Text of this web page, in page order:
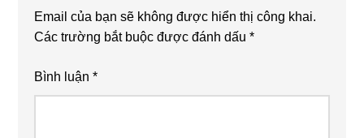
Email của bạn sẽ không được hiển thị công khai.
Các trường bắt buộc được đánh dấu*
Bình luận*